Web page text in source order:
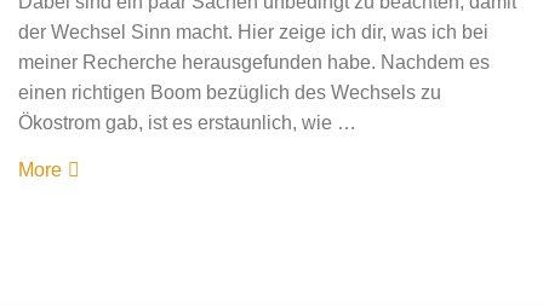
der Wechsel Sinn macht. Hier zeige ich dir, was ich bei
meiner Recherche herausgefunden habe. Nachdem es
einen richtigen Boom bezüglich des Wechsels zu
Ökostrom gab, ist es erstaunlich, wie …
More